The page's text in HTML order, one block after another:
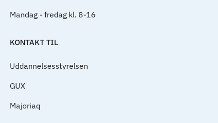
Mandag - fredag kl. 8-16
KONTAKT TIL
Uddannelsesstyrelsen
GUX
Majoriaq